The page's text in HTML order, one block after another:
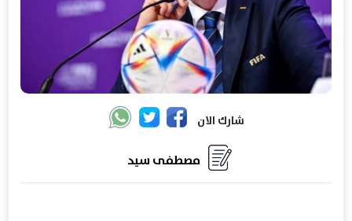
شارك الان
مصطفى سيد